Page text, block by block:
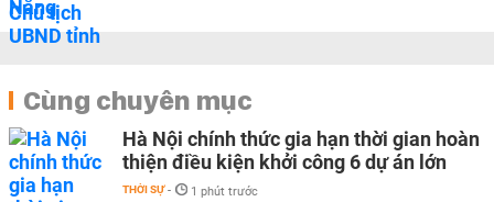
Cùng chuyên mục
Hà Nội chính thức gia hạn thời gian hoàn
thiện điều kiện khởi công 6 dự án lớn
THỜI SỰ - 1 phút trước